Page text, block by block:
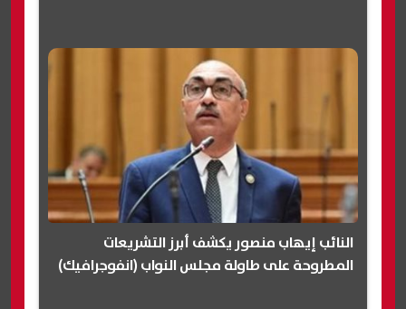
النائب إيهاب منصور يكشف أبرز التشريعات
المطروحة على طاولة مجلس النواب (انفوجرافيك)